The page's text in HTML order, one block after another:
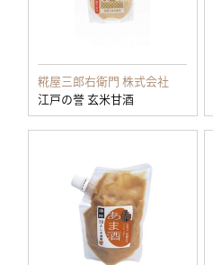
糀屋三郎右衛門 株式会社
江戸の誉 玄米甘酒